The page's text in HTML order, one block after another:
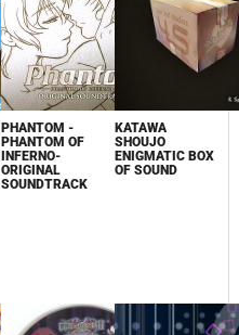
PHANTOM -
PHANTOM OF
INFERNO-
ORIGINAL
SOUNDTRACK
KATAWA
SHOUJO
ENIGMATIC BOX
OF SOUND